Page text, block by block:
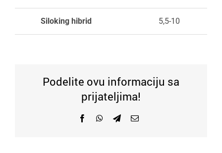
Siloking hibrid 5,5-10
Podelite ovu informaciju sa
prijateljima!
FacebookWhatsApp
TelegramEmail